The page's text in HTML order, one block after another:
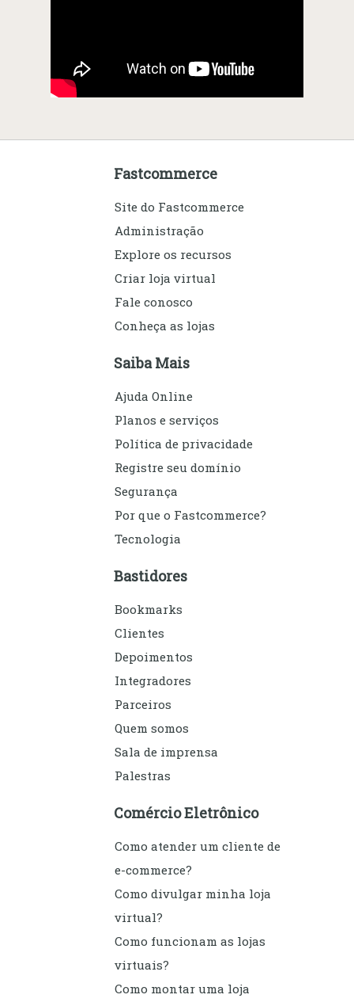
Fastcommerce
Site do Fastcommerce
Administração
Explore os recursos
Criar loja virtual
Fale conosco
Conheça as lojas
Saiba Mais
Ajuda Online
Planos e serviços
Política de privacidade
Registre seu domínio
Segurança
Por que o Fastcommerce?
Tecnologia
Bastidores
Bookmarks
Clientes
Depoimentos
Integradores
Parceiros
Quem somos
Sala de imprensa
Palestras
Comércio Eletrônico
Como atender um cliente de
e-commerce?
Como divulgar minha loja
virtual?
Como funcionam as lojas
virtuais?
Como montar uma loja